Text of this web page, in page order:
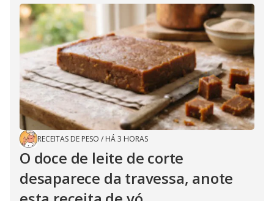
RECEITAS DE PESO / HÁ 3 HORAS
O doce de leite de corte
desaparece da travessa, anote